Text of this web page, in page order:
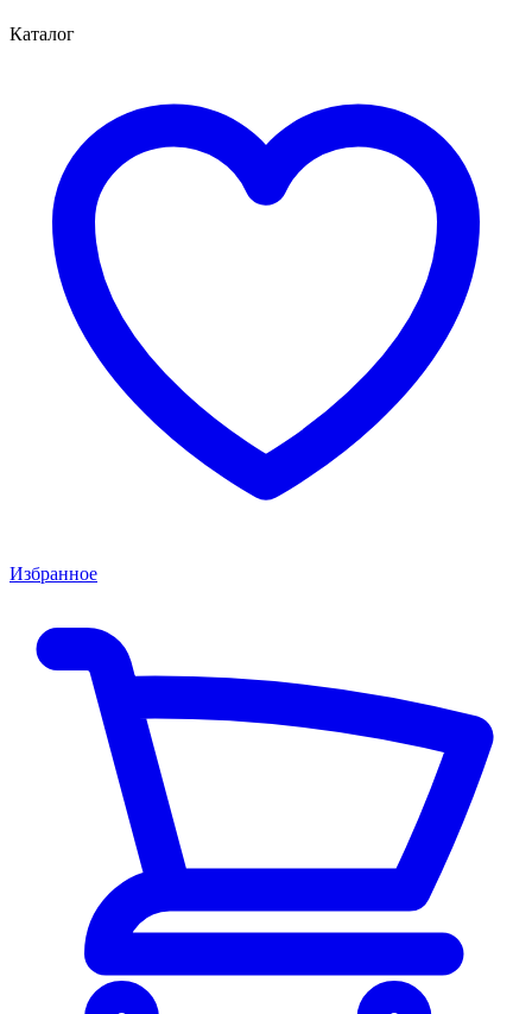
Каталог
Избранное